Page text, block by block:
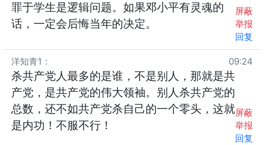
罪于学生是逻辑问题。如果邓小平有灵魂的
话，一定会后悔当年的决定。
屏蔽
举报
回复
洋知青1 ： 09:24
杀共产党人最多的是谁，不是别人，那就是共
产党，是共产党的伟大领袖。别人杀共产党的
总数，还不如共产党杀自己的一个零头，这就
是内功！不服不行！
屏蔽
举报
回复